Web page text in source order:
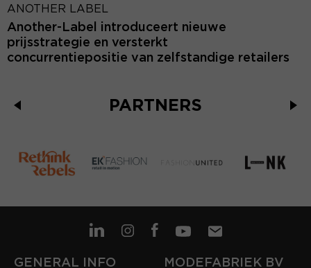
ANOTHER LABEL
Another-Label introduceert nieuwe
prijsstrategie en versterkt
concurrentiepositie van zelfstandige retailers
PARTNERS
GENERAL INFO MODEFABRIEK BV